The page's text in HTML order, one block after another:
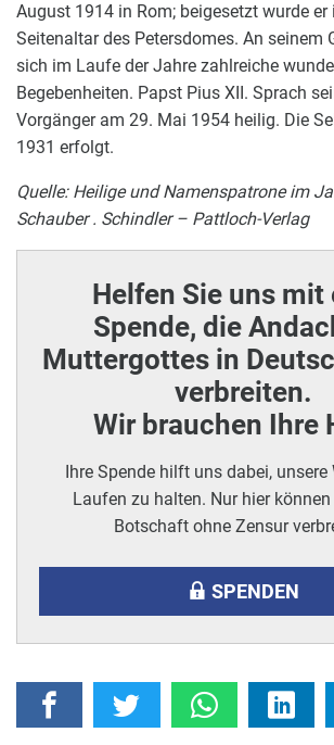
August 1914 in Rom; beigesetzt wurde er
Seitenaltar des Petersdomes. An seinem
sich im Laufe der Jahre zahlreiche
Begebenheiten. Papst Pius XII. Sprach
Vorgänger am 29. Mai 1954 heilig. Die
1931 erfolgt.
Quelle: Heilige und Namenspatrone im
Schauber . Schindler – Pattloch-Verlag
Helfen Sie uns mit
Spende, die
Muttergottes in
verbreiten.
Wir brauchen Ihre
Ihre Spende hilft uns dabei, unsere
Laufen zu halten. Nur hier
Botschaft ohne Zensur
SPENDEN